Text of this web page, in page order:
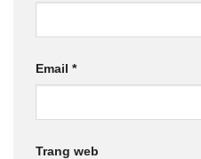
Email *
Trang web